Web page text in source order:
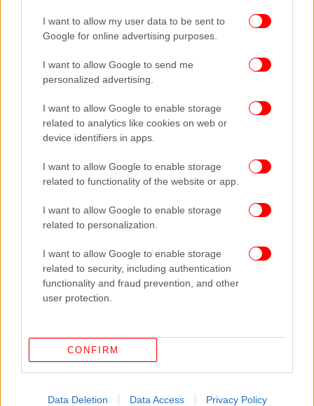
I want to allow my user data to be sent to
Google for online advertising purposes.
I want to allow Google to send me
personalized advertising.
I want to allow Google to enable storage
related to analytics like cookies on web or
device identifiers in apps.
I want to allow Google to enable storage
related to functionality of the website or app.
I want to allow Google to enable storage
related to personalization.
I want to allow Google to enable storage
related to security, including authentication
functionality and fraud prevention, and other
user protection.
CONFIRM
Data Deletion Data Access Privacy Policy
Ακολουθήστε το στο Google Newsκαι μάθετε
πρώτοι όλες τις ειδήσεις
Δείτε όλες τις τελευταίεςΕιδήσειςαπό την Ελλάδα και τον Κόσμο,
ΔΙΑΒΑΣΤΕ ΠΕΡΙΣΣΟΤΕΡΑ